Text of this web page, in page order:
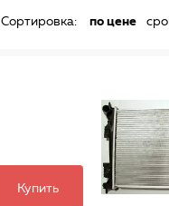
Сортировка: по цене
Купить